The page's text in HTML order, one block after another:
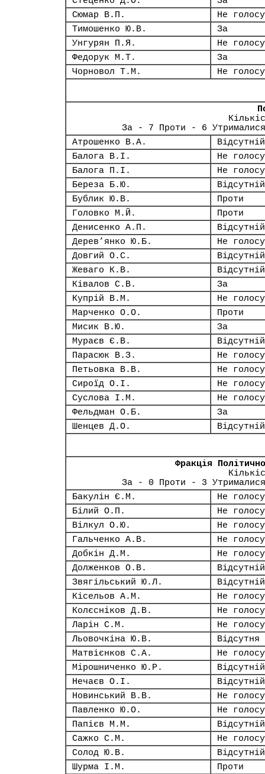
Сюмар В.П.
Не
Тимошенко Ю.В.
За
Унгурян П.Я.
Не
Федорук М.Т.
За
Чорновол Т.М.
Не
За - 7 Проти - 6
Атрошенко В.А.
Відсутній
Балога В.І.
Не
Балога П.І.
Не
Береза Б.Ю.
Відсутній
Бублик Ю.В.
Проти
Головко М.Й.
Проти
Денисенко А.П.
Відсутній
Дерев’янко Ю.Б.
Не
Довгий О.С.
Відсутній
Жеваго К.В.
Відсутній
Ківалов С.В.
За
Купрій В.М.
Не
Марченко О.О.
Проти
Мисик В.Ю.
За
Мураєв Є.В.
Відсутній
Парасюк В.З.
Не
Петьовка В.В.
Не
Сироїд О.І.
Не
Суслова І.М.
Не
Фельдман О.Б.
За
Шенцев Д.О.
Відсутній
Фракція
За - 0 Проти - 3
Бакулін Є.М.
Не
Білий О.П.
Не
Вілкул О.Ю.
Не
Гальченко А.В.
Не
Добкін Д.М.
Не
Долженков О.В.
Відсутній
Звягільський Ю.Л.
Відсутній
Кісельов А.М.
Не
Колєсніков Д.В.
Не
Ларін С.М.
Не
Льовочкіна Ю.В.
Відсутня
Матвієнков С.А.
Не
Мірошниченко Ю.Р.
Відсутній
Нечаєв О.І.
Відсутній
Новинський В.В.
Не
Павленко Ю.О.
Не
Папієв М.М.
Відсутній
Сажко С.М.
Не
Солод Ю.В.
Відсутній
Шурма І.М.
Проти